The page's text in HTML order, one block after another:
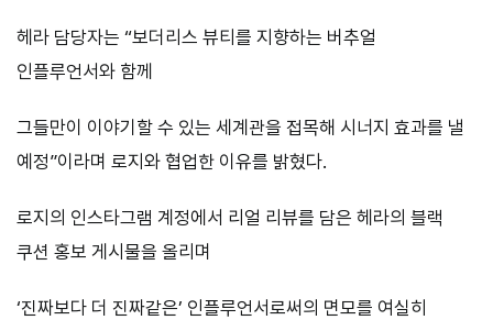
헤라 담당자는 “보더리스 뷰티를 지향하는 버추얼
인플루언서와 함께
그들만이 이야기할 수 있는 세계관을 접목해 시너지 효과를 낼
예정”이라며 로지와 협업한 이유를 밝혔다.
로지의 인스타그램 계정에서 리얼 리뷰를 담은 헤라의 블랙
쿠션 홍보 게시물을 올리며
‘진짜보다 더 진짜같은’ 인플루언서로써의 면모를 여실히